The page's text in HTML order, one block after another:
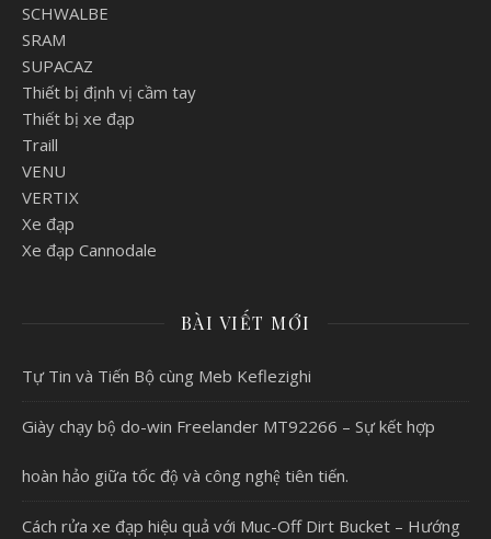
SCHWALBE
SRAM
SUPACAZ
Thiết bị định vị cầm tay
Thiết bị xe đạp
Traill
VENU
VERTIX
Xe đạp
Xe đạp Cannodale
BÀI VIẾT MỚI
Tự Tin và Tiến Bộ cùng Meb Keflezighi
Giày chạy bộ do-win Freelander MT92266 – Sự kết hợp
hoàn hảo giữa tốc độ và công nghệ tiên tiến.
Cách rửa xe đạp hiệu quả với Muc-Off Dirt Bucket – Hướng